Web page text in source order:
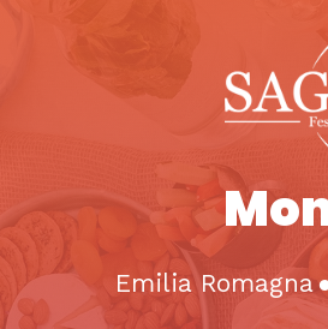
Emilia Romagna